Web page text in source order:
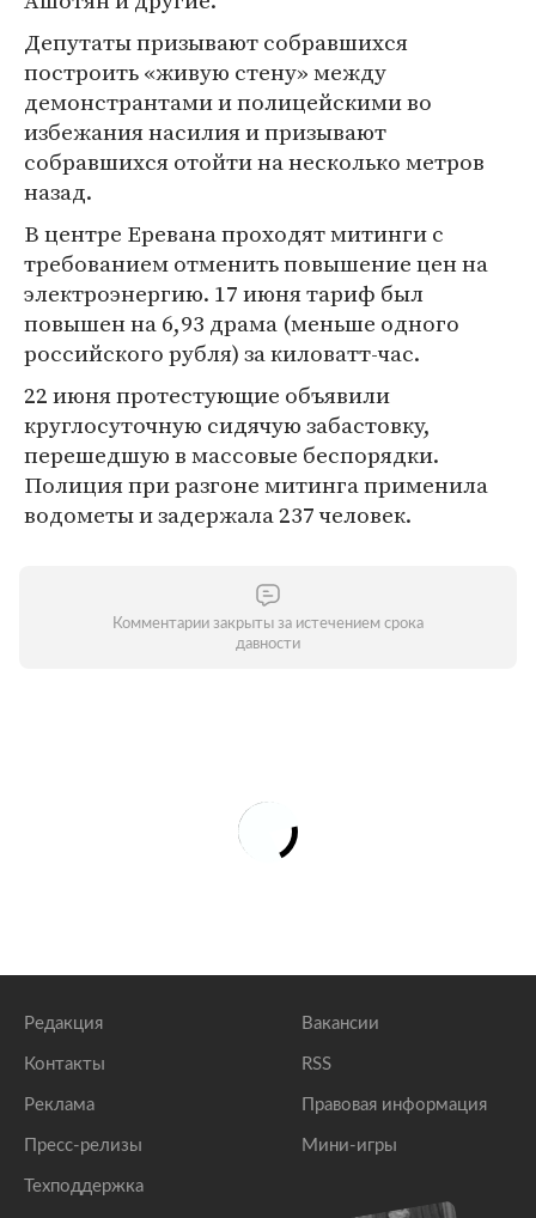
Депутаты призывают собравшихся
построить «живую стену» между
демонстрантами и полицейскими во
избежания насилия и призывают
собравшихся отойти на несколько метров
назад.
В центре Еревана проходят митинги с
требованием отменить повышение цен на
электроэнергию. 17 июня тариф был
повышен на 6,93 драма (меньше одного
российского рубля) за киловатт-час.
22 июня протестующие объявили
круглосуточную сидячую забастовку,
перешедшую в массовые беспорядки.
Полиция при разгоне митинга применила
водометы и задержала 237 человек.
Комментарии закрыты за истечением срока
давности
Редакция
Контакты
Реклама
Пресс-релизы
Техподдержка
Вакансии
RSS
Правовая информация
Мини-игры